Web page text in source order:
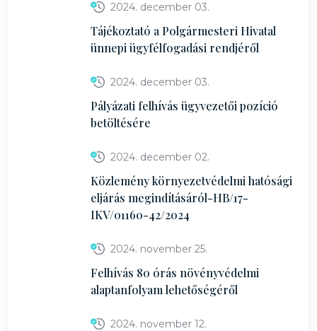
2024. december 03.
Tájékoztató a Polgármesteri Hivatal
ünnepi ügyfélfogadási rendjéről
2024. december 03.
Pályázati felhívás ügyvezetői pozíció
betöltésére
2024. december 02.
Közlemény környezetvédelmi hatósági
eljárás megindításáról-HB/17-
IKV/01160-42/2024
2024. november 25.
Felhívás 80 órás növényvédelmi
alaptanfolyam lehetőségéről
2024. november 12.